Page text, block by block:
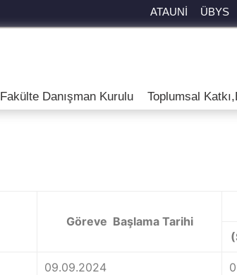
ATAUNİ ÜBYS
Fakülte Danışman Kurulu Toplumsal
Göreve Başlama Tarihi
09.09.2024